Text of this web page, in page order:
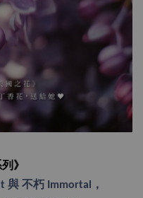
》
與 不朽Immortal ，